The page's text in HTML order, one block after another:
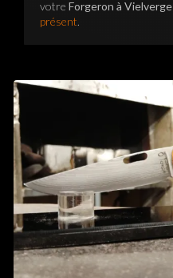
votre Forgeron à Vielverge
présent.